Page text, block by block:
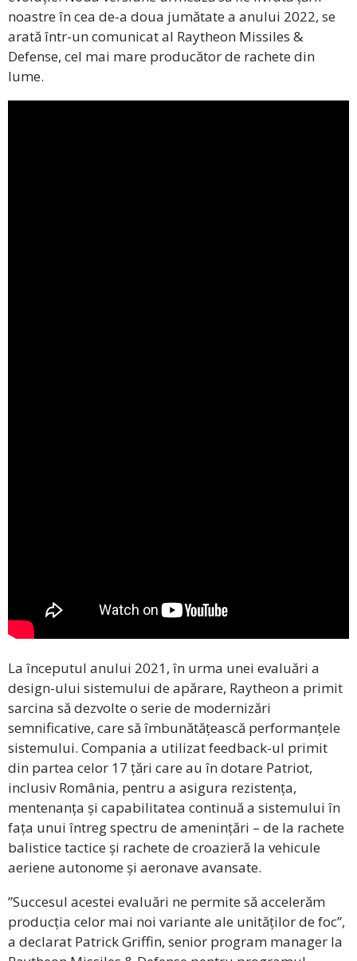
noastre în cea de-a doua jumătate a anului 2022, se
arată într-un comunicat al Raytheon Missiles &
Defense, cel mai mare producător de rachete din
lume.
La începutul anului 2021, în urma unei evaluări a
design-ului sistemului de apărare, Raytheon a primit
sarcina să dezvolte o serie de modernizări
semnificative, care să îmbunătățească performanțele
sistemului. Compania a utilizat feedback-ul primit
din partea celor 17 țări care au în dotare Patriot,
inclusiv România, pentru a asigura rezistența,
mentenanța și capabilitatea continuă a sistemului în
fața unui întreg spectru de amenințări – de la rachete
balistice tactice și rachete de croazieră la vehicule
aeriene autonome și aeronave avansate.
”Succesul acestei evaluări ne permite să accelerăm
producția celor mai noi variante ale unităților de foc”,
a declarat Patrick Griffin, senior program manager la